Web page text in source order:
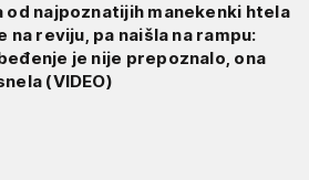
od najpoznatijih manekenki htela
na reviju, pa naišla na rampu:
je nije prepoznalo, ona
(VIDEO)